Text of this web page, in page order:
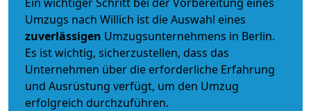
Umzugs nach Willich ist die Auswahl eines
zuverlässigen Umzugsunternehmens in Berlin.
Es ist wichtig, sicherzustellen, dass das
Unternehmen über die erforderliche Erfahrung
und Ausrüstung verfügt, um den Umzug
erfolgreich durchzuführen.